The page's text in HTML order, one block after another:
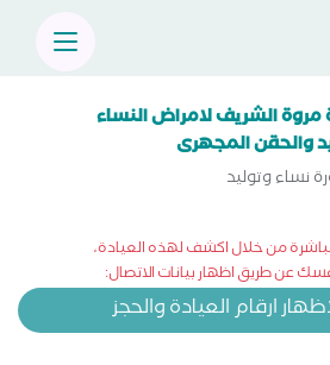
مروة الشريف لامراض النساء
والحقن المجهرى
نساء وتوليد
من خلال اكشف لهذه العيادة،
عن طريق اظهار بيانات الاتصال:
ارقام العيادة والحجز